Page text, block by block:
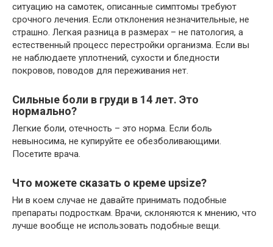
ситуацию на самотек, описанные симптомы требуют
срочного лечения. Если отклонения незначительные, не
страшно. Легкая разница в размерах – не патология, а
естественный процесс перестройки организма. Если вы
не наблюдаете уплотнений, сухости и бледности
покровов, поводов для переживания нет.
Сильные боли в груди в 14 лет. Это
нормально?
Легкие боли, отечность – это норма. Если боль
невыносима, не купируйте ее обезболивающими.
Посетите врача.
Что можете сказать о креме upsize?
Ни в коем случае не давайте принимать подобные
препараты подросткам. Врачи, склоняются к мнению, что
лучше вообще не использовать подобные вещи.